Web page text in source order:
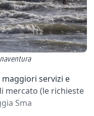
servizi e
mercato (le richieste
Sma